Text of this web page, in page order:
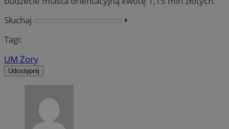
Słuchaj
⏵︎
Tagi:
UM Żory
Udostępnij